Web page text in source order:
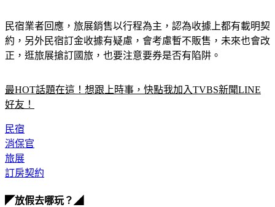
民宿業者回應，旅展銷售以行程為主，認為收據上都有載明契
約，另外民宿訂金收據有疑慮，會考慮暫不販售，未來也會改
正，逛旅展搶訂國旅，也要注意要券是否有陷阱。
最HOT話題在這！想跟上時事，快點我加入TVBS新聞LINE
好友！
民宿
消保官
旅展
訂房契約
◤放假去哪玩？◢